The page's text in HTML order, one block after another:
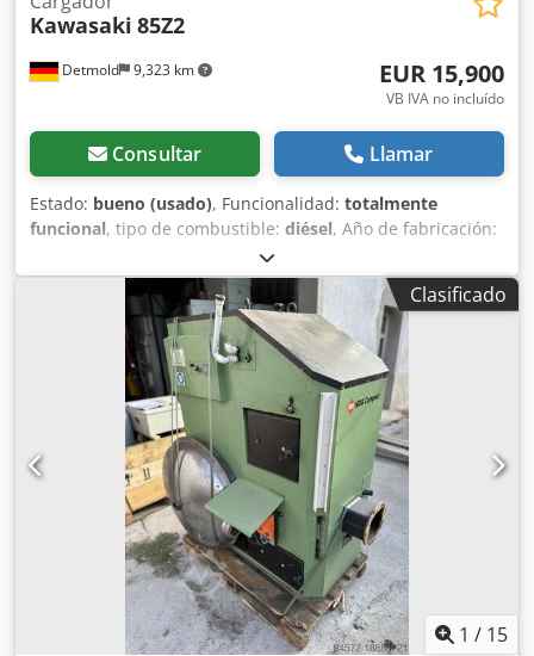
Detmold 9,323 km
Kawasaki 85Z2
EUR 15,900
VB IVA no incluído
Consultar Llamar
Estado: bueno (usado), Funcionalidad: totalmente
funcional, tipo de combustible: diésel, Año de fabricación:
, horas de funcionamiento:
cabina, tracción a las cuatro ruedas, Cargadora de ruedas
Kawasaki 85Z2, peso 19.200 kg, año 1999. La máquina se
encuentra en buen estado y lista para trabajar. Ubicación:
Ampfing, Baviera. Transporte y entrega posibles. Consultas
bienvenidas en cualquier momento. Csdpoy Rh I Refx
Clasificado
1 / 15